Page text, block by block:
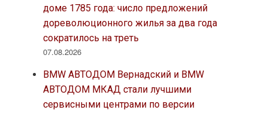
доме 1785 года: число предложений
дореволюционного жилья за два года
сократилось на треть
07.08.2026
BMW АВТОДОМ Вернадский и BMW
АВТОДОМ МКАД стали лучшими
сервисными центрами по версии